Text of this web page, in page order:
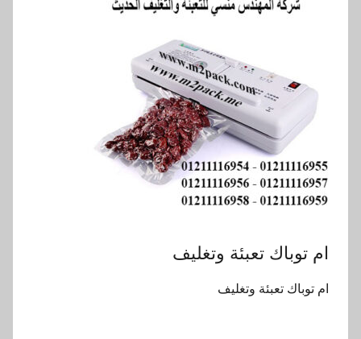
ام توباك تعبئة وتغليف
ام توباك تعبئة وتغليف